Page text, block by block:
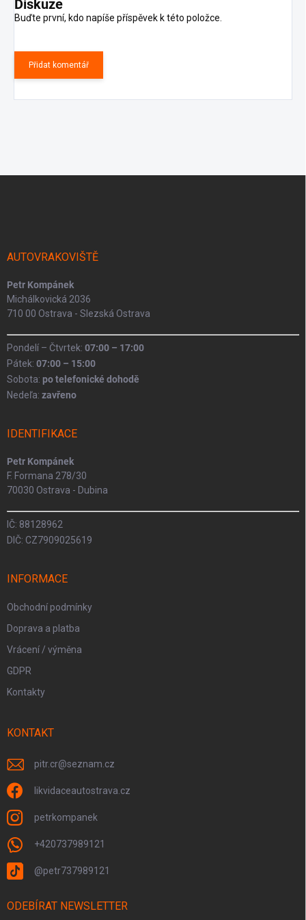
Diskuze
Buďte první, kdo napíše příspěvek k této položce.
Přidat komentář
AUTOVRAKOVIŠTĚ
Petr Kompánek
Michálkovická 2036
710 00 Ostrava - Slezská Ostrava
Pondelí – Čtvrtek: 07:00 – 17:00
Pátek: 07:00 – 15:00
Sobota: po telefonické dohodě
Nedeľa: zavřeno
IDENTIFIKACE
Petr Kompánek
F. Formana 278/30
70030 Ostrava - Dubina
IČ: 88128962
DIČ: CZ7909025619
INFORMACE
Obchodní podmínky
Doprava a platba
Vrácení / výměna
GDPR
Kontakty
KONTAKT
pitr.cr@seznam.cz
likvidaceautostrava.cz
petrkompanek
+420737989121
@petr737989121
ODEBÍRAT NEWSLETTER